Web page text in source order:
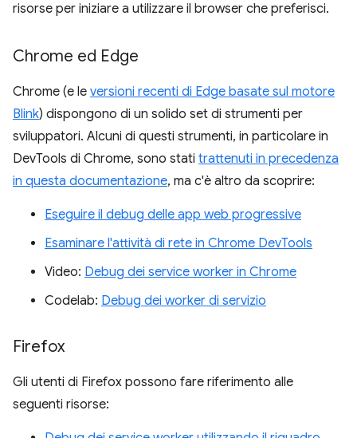
risorse per iniziare a utilizzare il browser che preferisci.
Chrome ed Edge
Chrome (e le versioni recenti di Edge basate sul motore
Blink) dispongono di un solido set di strumenti per
sviluppatori. Alcuni di questi strumenti, in particolare in
DevTools di Chrome, sono stati trattenuti in precedenza
in questa documentazione, ma c'è altro da scoprire:
Eseguire il debug delle app web progressive
Esaminare l'attività di rete in Chrome DevTools
Video: Debug dei service worker in Chrome
Codelab: Debug dei worker di servizio
Firefox
Gli utenti di Firefox possono fare riferimento alle
seguenti risorse: